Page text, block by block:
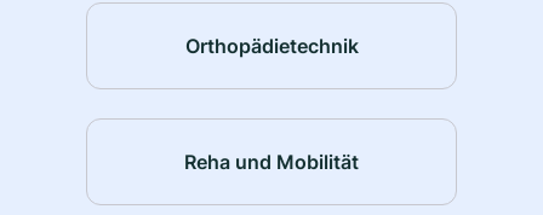
Orthopädietechnik
Reha und Mobilität